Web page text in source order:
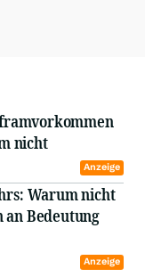
nicht
Anzeige
Warum nicht
an Bedeutung
Anzeige